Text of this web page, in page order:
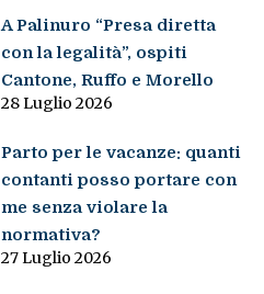
A Palinuro “Presa diretta
con la legalità”, ospiti
Cantone, Ruffo e Morello
28 Luglio 2026
Parto per le vacanze: quanti
contanti posso portare con
me senza violare la
normativa?
27 Luglio 2026